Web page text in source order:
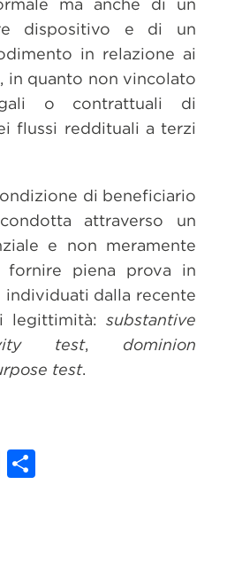
ma anche di un
dispositivo e di un
in relazione ai
in quanto non vincolato
o contrattuali di
flussi reddituali a terzi
di beneficiario
attraverso un
e non meramente
piena prova in
dalla recente
legittimità: substantive
test, dominion
test.
Email